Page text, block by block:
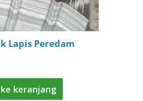
Lapis Peredam
keranjang